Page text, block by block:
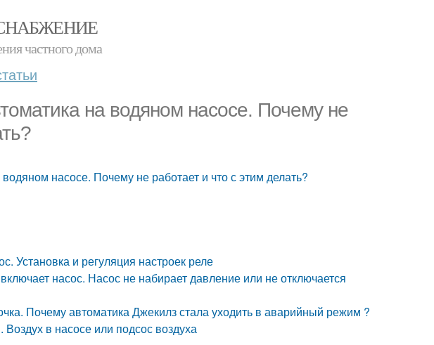
частного дома
на водяном насосе. Почему не
насосе. Почему не работает и что с этим делать?
Установка и регуляция настроек реле
насос. Насос не набирает давление или не отключается
Почему автоматика Джекилз стала уходить в аварийный режим ?
в насосе или подсос воздуха